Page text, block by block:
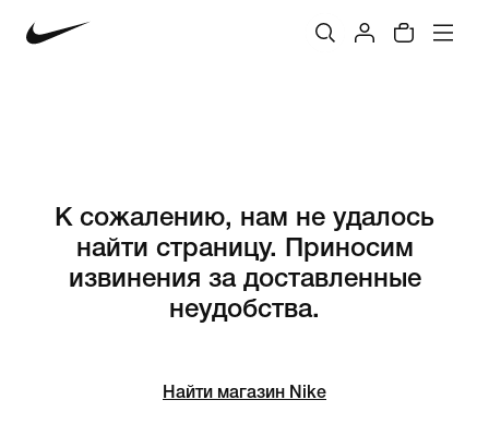
К сожалению, нам не удалось
найти страницу. Приносим
извинения за доставленные
неудобства.
Найти магазин Nike